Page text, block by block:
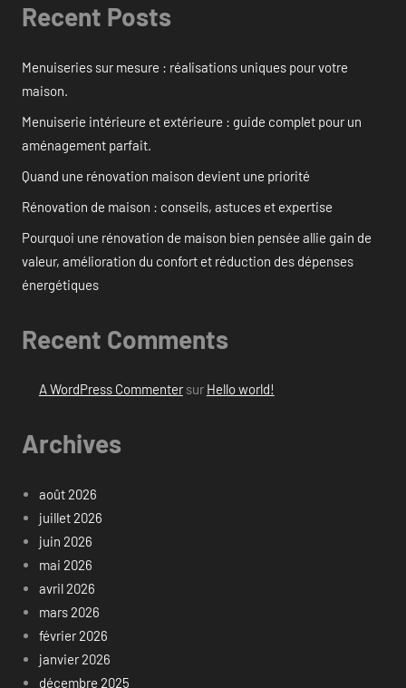
Recent Posts
Menuiseries sur mesure : réalisations uniques pour votre
maison.
Menuiserie intérieure et extérieure : guide complet pour un
aménagement parfait.
Quand une rénovation maison devient une priorité
Rénovation de maison : conseils, astuces et expertise
Pourquoi une rénovation de maison bien pensée allie gain de
valeur, amélioration du confort et réduction des dépenses
énergétiques
Recent Comments
A WordPress Commentersur Hello world!
Archives
août 2026
juillet 2026
juin 2026
mai 2026
avril 2026
mars 2026
février 2026
janvier 2026
décembre 2025